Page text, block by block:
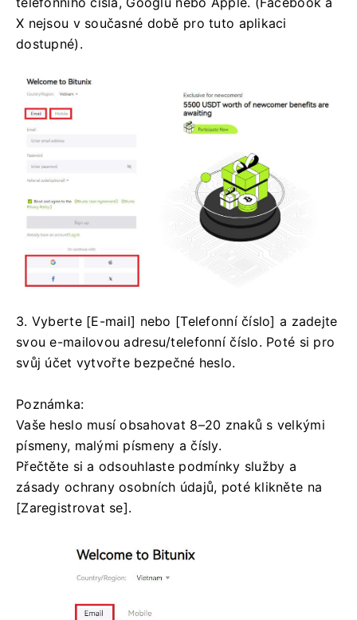
X nejsou v současné době pro tuto aplikaci
dostupné).
3. Vyberte [E-mail] nebo [Telefonní číslo] a zadejte
svou e-mailovou adresu/telefonní číslo. Poté si pro
svůj účet vytvořte bezpečné heslo.
Poznámka:
Vaše heslo musí obsahovat 8–20 znaků s velkými
písmeny, malými písmeny a čísly.
Přečtěte si a odsouhlaste podmínky služby a
zásady ochrany osobních údajů, poté klikněte na
[Zaregistrovat se].